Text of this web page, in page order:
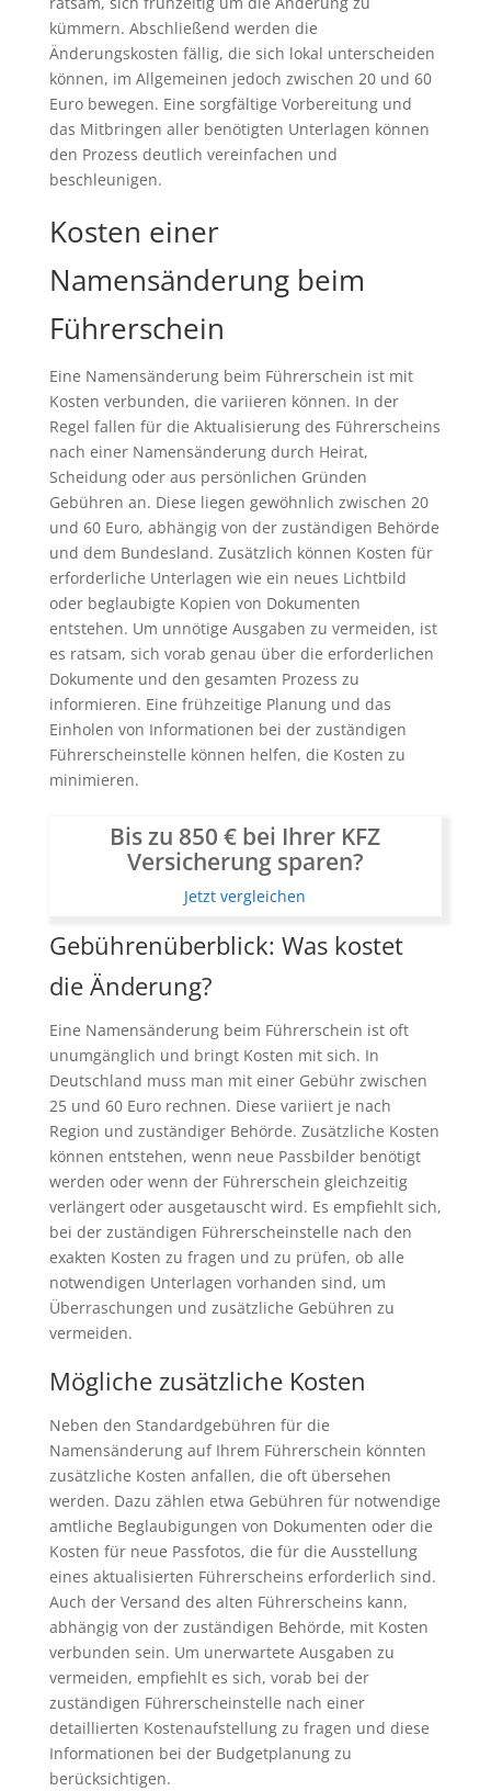
kümmern. Abschließend werden die
Änderungskosten fällig, die sich lokal unterscheiden
können, im Allgemeinen jedoch zwischen 20 und 60
Euro bewegen. Eine sorgfältige Vorbereitung und
das Mitbringen aller benötigten Unterlagen können
den Prozess deutlich vereinfachen und
beschleunigen.
Kosten einer
Namensänderung beim
Führerschein
Eine Namensänderung beim Führerschein ist mit
Kosten verbunden, die variieren können. In der
Regel fallen für die Aktualisierung des Führerscheins
nach einer Namensänderung durch Heirat,
Scheidung oder aus persönlichen Gründen
Gebühren an. Diese liegen gewöhnlich zwischen 20
und 60 Euro, abhängig von der zuständigen Behörde
und dem Bundesland. Zusätzlich können Kosten für
erforderliche Unterlagen wie ein neues Lichtbild
oder beglaubigte Kopien von Dokumenten
entstehen. Um unnötige Ausgaben zu vermeiden, ist
es ratsam, sich vorab genau über die erforderlichen
Dokumente und den gesamten Prozess zu
informieren. Eine frühzeitige Planung und das
Einholen von Informationen bei der zuständigen
Führerscheinstelle können helfen, die Kosten zu
minimieren.
Bis zu 850 € bei Ihrer KFZ
Versicherung sparen?
Jetzt vergleichen
Gebührenüberblick: Was kostet
die Änderung?
Eine Namensänderung beim Führerschein ist oft
unumgänglich und bringt Kosten mit sich. In
Deutschland muss man mit einer Gebühr zwischen
25 und 60 Euro rechnen. Diese variiert je nach
Region und zuständiger Behörde. Zusätzliche Kosten
können entstehen, wenn neue Passbilder benötigt
werden oder wenn der Führerschein gleichzeitig
verlängert oder ausgetauscht wird. Es empfiehlt sich,
bei der zuständigen Führerscheinstelle nach den
exakten Kosten zu fragen und zu prüfen, ob alle
notwendigen Unterlagen vorhanden sind, um
Überraschungen und zusätzliche Gebühren zu
vermeiden.
Mögliche zusätzliche Kosten
Neben den Standardgebühren für die
Namensänderung auf Ihrem Führerschein könnten
zusätzliche Kosten anfallen, die oft übersehen
werden. Dazu zählen etwa Gebühren für notwendige
amtliche Beglaubigungen von Dokumenten oder die
Kosten für neue Passfotos, die für die Ausstellung
eines aktualisierten Führerscheins erforderlich sind.
Auch der Versand des alten Führerscheins kann,
abhängig von der zuständigen Behörde, mit Kosten
verbunden sein. Um unerwartete Ausgaben zu
vermeiden, empfiehlt es sich, vorab bei der
zuständigen Führerscheinstelle nach einer
detaillierten Kostenaufstellung zu fragen und diese
Informationen bei der Budgetplanung zu
berücksichtigen.